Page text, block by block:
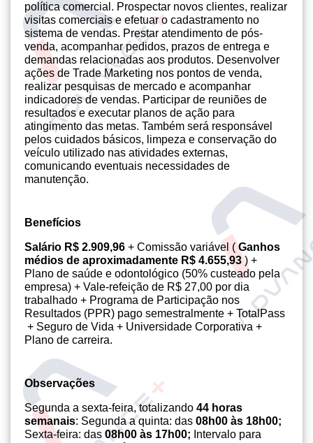
política comercial. Prospectar novos clientes, realizar
visitas comerciais e efetuar o cadastramento no
sistema de vendas. Prestar atendimento de pós-
venda, acompanhar pedidos, prazos de entrega e
demandas relacionadas aos produtos. Desenvolver
ações de Trade Marketing nos pontos de venda,
realizar pesquisas de mercado e acompanhar
indicadores de vendas. Participar de reuniões de
resultados e executar planos de ação para
atingimento das metas. Também será responsável
pelos cuidados básicos, limpeza e conservação do
veículo utilizado nas atividades externas,
comunicando eventuais necessidades de
manutenção.
Benefícios
Salário R$ 2.909,96 + Comissão variável (Ganhos
médios de aproximadamente R$ 4.655,93) +
Plano de saúde e odontológico (50% custeado pela
empresa) + Vale-refeição de R$ 27,00 por dia
trabalhado + Programa de Participação nos
Resultados (PPR) pago semestralmente + TotalPass
+ Seguro de Vida + Universidade Corporativa +
Plano de carreira.
Observações
Segunda a sexta-feira, totalizando 44 horas
semanais: Segunda a quinta: das 08h00 às 18h00;
Sexta-feira: das08h00 às 17h00; Intervalo para